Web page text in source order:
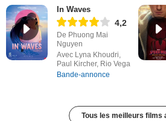
In Waves
4,2
De Phuong Mai
Nguyen
Avec Lyna Khoudri,
Paul Kircher, Rio Vega
Bande-annonce
Tous les meilleurs films